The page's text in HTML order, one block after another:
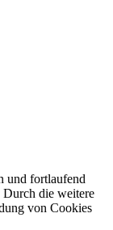
und fortlaufend
Durch die weitere
von Cookies